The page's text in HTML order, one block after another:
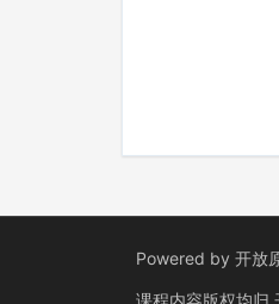
Powered by 开放
课程内容版权均归